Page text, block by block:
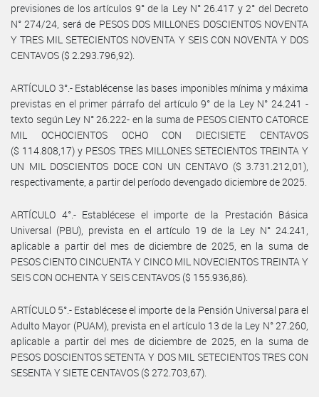
previsiones de los artículos 9° de la Ley N° 26.417 y 2° del Decreto
N° 274/24, será de PESOS DOS MILLONES DOSCIENTOS NOVENTA
Y TRES MIL SETECIENTOS NOVENTA Y SEIS CON NOVENTA Y DOS
CENTAVOS ($ 2.293.796,92).
ARTÍCULO 3°.- Establécense las bases imponibles mínima y máxima
previstas en el primer párrafo del artículo 9° de la Ley N° 24.241 -
texto según Ley N° 26.222- en la suma de PESOS CIENTO CATORCE
MIL OCHOCIENTOS OCHO CON DIECISIETE CENTAVOS
($ 114.808,17) y PESOS TRES MILLONES SETECIENTOS TREINTA Y
UN MIL DOSCIENTOS DOCE CON UN CENTAVO ($ 3.731.212,01),
respectivamente, a partir del período devengado diciembre de 2025.
ARTÍCULO 4°.- Establécese el importe de la Prestación Básica
Universal (PBU), prevista en el artículo 19 de la Ley N° 24.241,
aplicable a partir del mes de diciembre de 2025, en la suma de
PESOS CIENTO CINCUENTA Y CINCO MIL NOVECIENTOS TREINTA Y
SEIS CON OCHENTA Y SEIS CENTAVOS ($ 155.936,86).
ARTÍCULO 5°.- Establécese el importe de la Pensión Universal para el
Adulto Mayor (PUAM), prevista en el artículo 13 de la Ley N° 27.260,
aplicable a partir del mes de diciembre de 2025, en la suma de
PESOS DOSCIENTOS SETENTA Y DOS MIL SETECIENTOS TRES CON
SESENTA Y SIETE CENTAVOS ($ 272.703,67).